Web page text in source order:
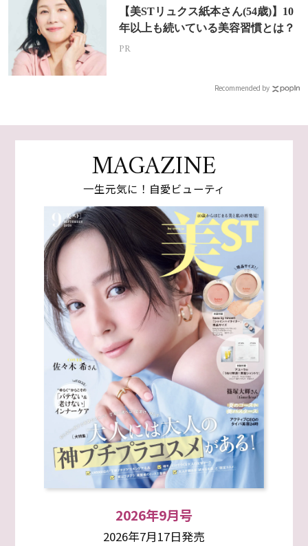
【美STリュクス紙本さん(54歳)】10
年以上も続いている美容習慣とは？
PR
Recommended by
MAGAZINE
一生元気に！自愛ビューティ
2026年9月号
2026年7月17日発売